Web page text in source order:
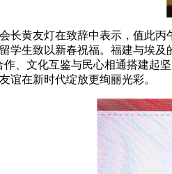
长黄友灯在致辞中表示，值此丙
学生致以新春祝福。福建与埃
、文化互鉴与民心相通搭建起
谊在新时代绽放更绚丽光彩。